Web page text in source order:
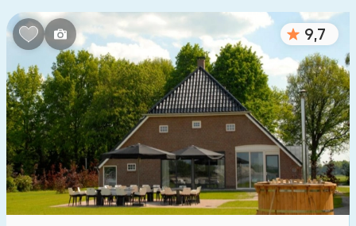
Zum Wasser
2 5 10 20
Zu öffentlichen Verkehrsmitteln(max. km):
0,2 0,5 1 2
Unterkunft
9,7